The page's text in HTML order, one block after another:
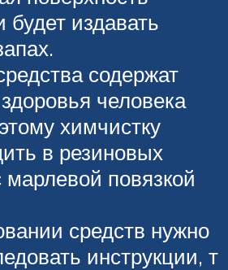
будет издавать
содержат
человека
химчистку
в резиновых
марлевой повязкой
средств нужно
инструкции, т